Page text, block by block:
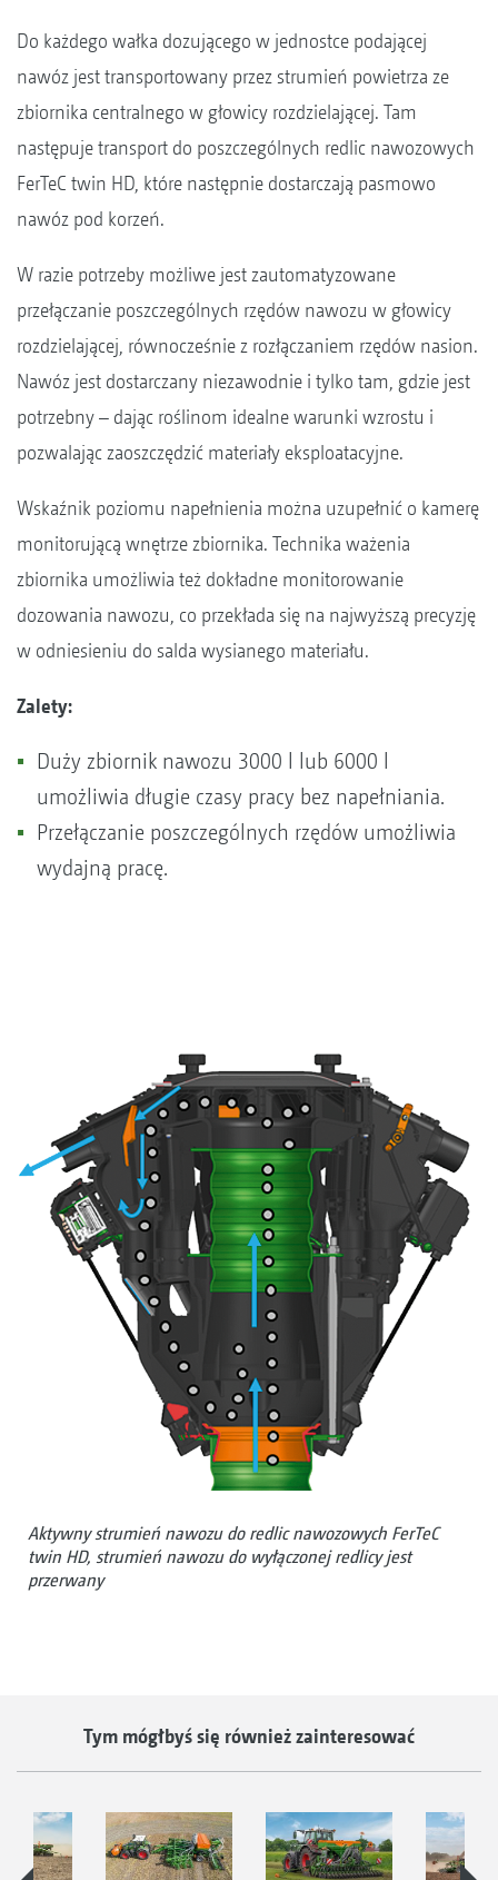
Do każdego wałka dozującego w jednostce podającej
nawóz jest transportowany przez strumień powietrza ze
zbiornika centralnego w głowicy rozdzielającej. Tam
następuje transport do poszczególnych redlic nawozowych
FerTeC twin HD, które następnie dostarczają pasmowo
nawóz pod korzeń.
W razie potrzeby możliwe jest zautomatyzowane
przełączanie poszczególnych rzędów nawozu w głowicy
rozdzielającej, równocześnie z rozłączaniem rzędów nasion.
Nawóz jest dostarczany niezawodnie i tylko tam, gdzie jest
potrzebny – dając roślinom idealne warunki wzrostu i
pozwalając zaoszczędzić materiały eksploatacyjne.
Wskaźnik poziomu napełnienia można uzupełnić o kamerę
monitorującą wnętrze zbiornika. Technika ważenia
zbiornika umożliwia też dokładne monitorowanie
dozowania nawozu, co przekłada się na najwyższą precyzję
w odniesieniu do salda wysianego materiału.
Zalety:
Duży zbiornik nawozu 3000 l lub 6000 l
umożliwia długie czasy pracy bez napełniania.
Przełączanie poszczególnych rzędów umożliwia
wydajną pracę.
Aktywny strumień nawozu do redlic nawozowych FerTeC
twin HD, strumień nawozu do wyłączonej redlicy jest
przerwany
Tym mógłbyś się również zainteresować